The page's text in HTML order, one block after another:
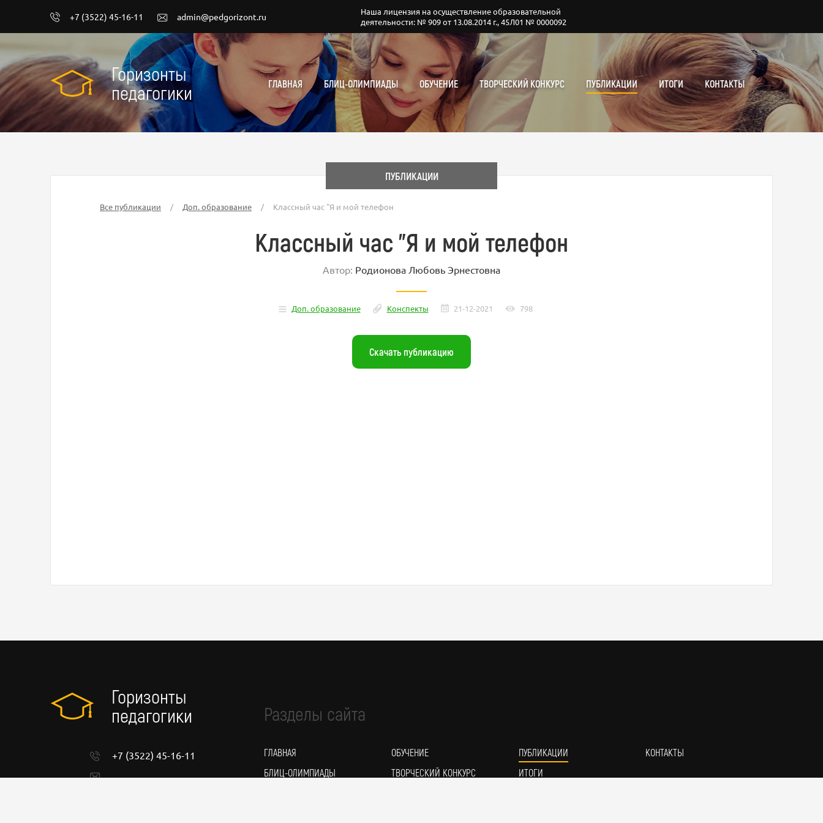
+7 (3522) 45-16-11 admin@pedgorizont.ru
Наша лицензия на осуществление образовательной
деятельности: № 909 от 13.08.2014 г., 45Л01 № 0000092
Горизонты
педагогики
ГЛАВНАЯ БЛИЦ-ОЛИМПИАДЫ ОБУЧЕНИЕ ТВОРЧЕСКИЙ КОНКУРС ПУБЛИКАЦИИ ИТОГИ КОНТАКТЫ
ПУБЛИКАЦИИ
Все публикации / Доп. образование / Классный час "Я и мой телефон
Классный час "Я и мой телефон
Автор: Родионова Любовь Эрнестовна
Доп. образование Конспекты 21-12-2021 798
Скачать публикацию
Горизонты
педагогики
+7 (3522) 45-16-11
Разделы сайта
ГЛАВНАЯ ОБУЧЕНИЕ ПУБЛИКАЦИИ
КОНТАКТЫ
БЛИЦ-ОЛИМПИАДЫ
ТВОРЧЕСКИЙ КОНКУРС ИТОГИ